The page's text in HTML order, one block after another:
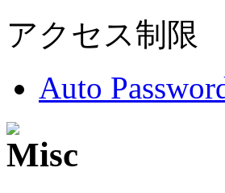
アクセス制限
Auto